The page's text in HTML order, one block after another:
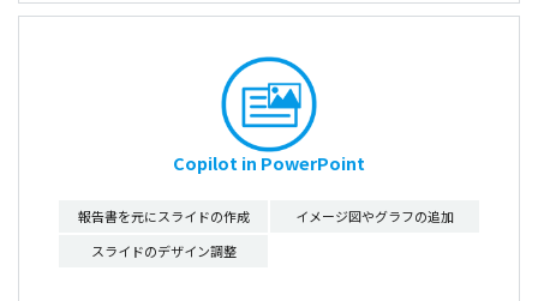
Copilot in PowerPoint
報告書を元にスライドの作成
イメージ図やグラフの追加
スライドのデザイン調整